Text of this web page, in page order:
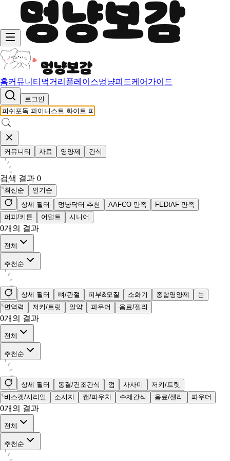
홈커뮤니티 먹거리 플레이스멍냥피드케어가이드
로그인
커뮤니티 사료 영양제 간식
검색 결과 0
최신순
인기순
상세 필터
멍냥닥터 추천 AAFCO 만족
FEDIAF 만족
퍼피/키튼
어덜트 시니어
0개의 결과
전체
추천순
상세 필터 뼈/관절 피부&모질 소화기 종합영양제
눈
면역력
저키/트릿 알약 파우더 음료/젤리
0개의 결과
전체
추천순
상세 필터 동결/건조간식 껌 사사미
저키/트릿
비스켓/시리얼
소시지 캔/파우치 수제간식 음료/젤리 파우더
0개의 결과
전체
추천순